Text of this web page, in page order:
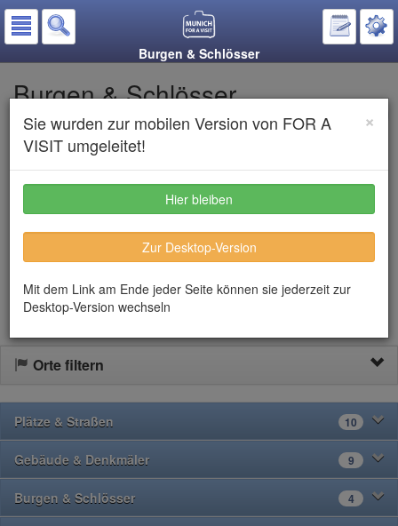
×
Sie wurden zur mobilen Version von FOR A
VISIT umgeleitet!
Hier bleiben
Zur Desktop-Version
Mit dem Link am Ende jeder Seite können sie jederzeit zur
Desktop-Version wechseln
Burgen & Schlösser
Burgen & Schlösser
Auf den Merkzettel
Text anhören
Herzöge, Kurfürsten und Könige regierten seit der Stadtgründung
in München. Die Burgen und Schlösser, die durch diese Herrscher
im Laufe der Jahrhunderte entstanden, prägen noch heute das
Stadtbild der bayerischen Metropole.
Orte filtern
Plätze & Straßen 10
Gebäude & Denkmäler 9
Burgen & Schlösser 4